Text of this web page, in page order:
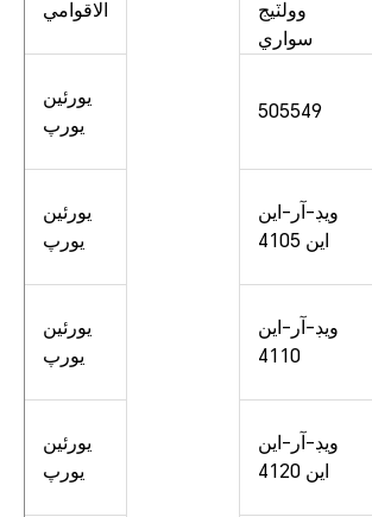
الاقوامي
وولٽيج
سواري
يورئين
يورپ
505549
يورئين
يورپ
ويڊ-آر-اين
اين 4105
يورئين
يورپ
ويڊ-آر-اين
4110
يورئين
يورپ
ويڊ-آر-اين
اين 4120